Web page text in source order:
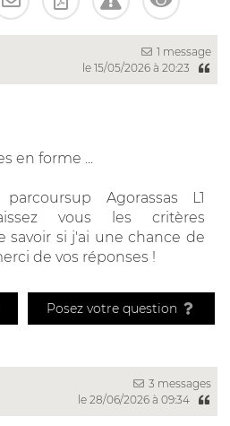
1 message
le 15/05/2026 à 20:23
en forme ...
Agorassas L1
vous les critères
savoir si j'ai une chance de
de vos réponses !
Posez votre question
3 messages
le 28/06/2026 à 09:34